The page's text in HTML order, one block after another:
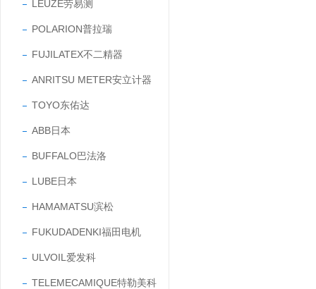
LEUZE劳易测
POLARION普拉瑞
FUJILATEX不二精器
ANRITSU METER安立计器
TOYO东佑达
ABB日本
BUFFALO巴法洛
LUBE日本
HAMAMATSU滨松
FUKUDADENKI福田电机
ULVOIL爱发科
TELEMECAMIQUE特勒美科